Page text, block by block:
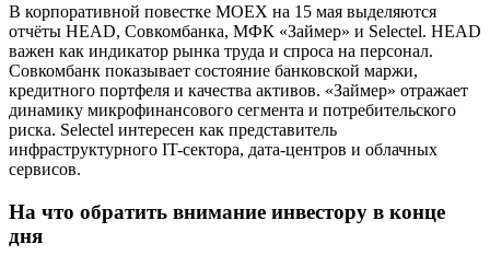
В корпоративной повестке MOEX на 15 мая выделяются
отчёты HEAD, Совкомбанка, МФК «Займер» и Selectel. HEAD
важен как индикатор рынка труда и спроса на персонал.
Совкомбанк показывает состояние банковской маржи,
кредитного портфеля и качества активов. «Займер» отражает
динамику микрофинансового сегмента и потребительского
риска. Selectel интересен как представитель
инфраструктурного IT-сектора, дата-центров и облачных
сервисов.
На что обратить внимание инвестору в конце
дня